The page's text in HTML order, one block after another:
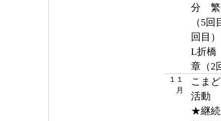
分 繁
（5
回目）
L折
章（2
１１
月
こま
活動
★継続